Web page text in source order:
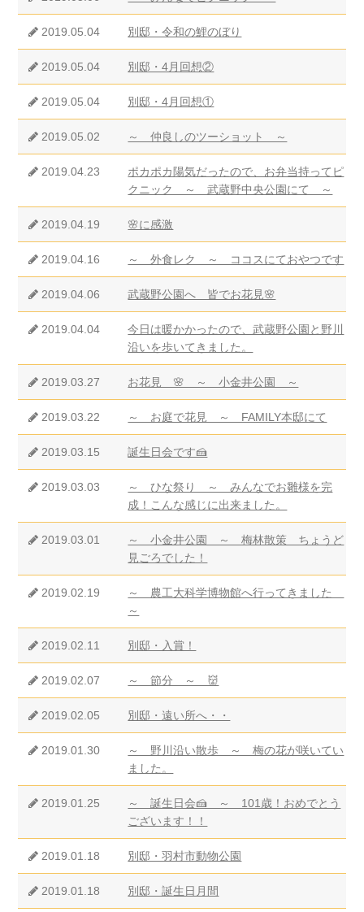
2019.05.04 別邸・令和の鯉のぼり
2019.05.04 別邸・4月回想②
2019.05.04 別邸・4月回想①
2019.05.02 ～ 仲良しのツーショット ～
2019.04.23
ポカポカ陽気だったので、お弁当持ってピ
クニック ～ 武蔵野中央公園にて ～
2019.04.19 🌸に感激
2019.04.16 ～ 外食レク ～ ココスにておやつです
2019.04.06 武蔵野公園へ 皆でお花見🌸
2019.04.04
今日は暖かかったので、武蔵野公園と野川
沿いを歩いてきました。
2019.03.27 お花見 🌸 ～ 小金井公園 ～
2019.03.22 ～ お庭で花見 ～ FAMILY本邸にて
2019.03.15 誕生日会です🍰
2019.03.03
～ ひな祭り ～ みんなでお雛様を完
成！こんな感じに出来ました。
2019.03.01
～ 小金井公園 ～ 梅林散策 ちょうど
見ごろでした！
2019.02.19
～ 農工大科学博物館へ行ってきました
～
2019.02.11 別邸・入賞！
2019.02.07 ～ 節分 ～ 👹
2019.02.05 別邸・遠い所へ・・
2019.01.30
～ 野川沿い散歩 ～ 梅の花が咲いてい
ました。
2019.01.25
～ 誕生日会🍰 ～ 101歳！おめでとう
ございます！！
2019.01.18 別邸・羽村市動物公園
2019.01.18 別邸・誕生日月間